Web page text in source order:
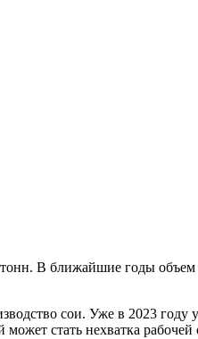
В ближайшие годы
сои. Уже в 2023 году
стать нехватка рабочей